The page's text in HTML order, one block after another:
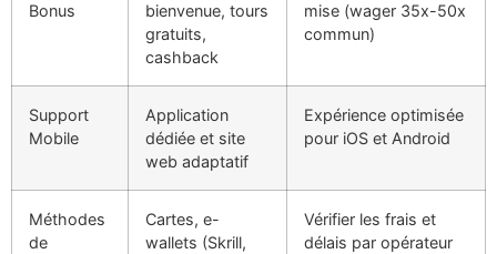
Bonus
bienvenue, tours
gratuits,
cashback
mise (wager 35x-50x
commun)
Support
Mobile
Application
dédiée et site
web adaptatif
Expérience optimisée
pour iOS et Android
Méthodes
de
Cartes, e-
wallets (Skrill,
Vérifier les frais et
délais par opérateur